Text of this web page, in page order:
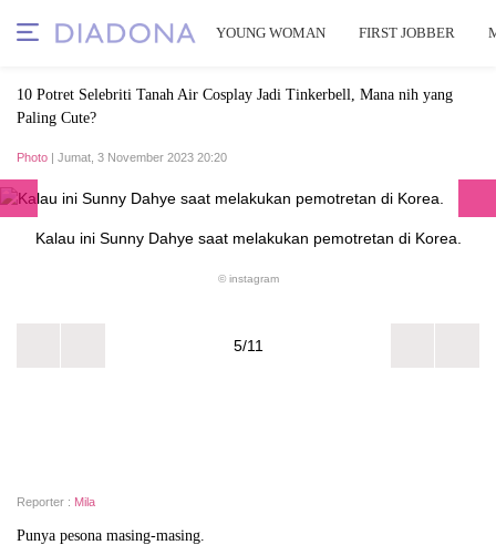
YOUNG WOMAN FIRST JOBBER
10 Potret Selebriti Tanah Air Cosplay Jadi Tinkerbell, Mana nih yang
Paling Cute?
Photo | Jumat, 3 November 2023 20:20
Kalau ini Sunny Dahye saat melakukan pemotretan di Korea.
© instagram
5/11
Reporter : Mila
Punya pesona masing-masing.